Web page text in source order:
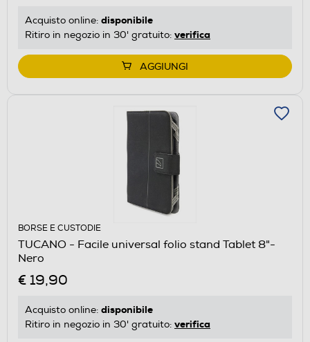
Acquisto online: disponibile
Ritiro in negozio in 30' gratuito: verifica
AGGIUNGI
BORSE E CUSTODIE
TUCANO - Facile universal folio stand Tablet 8"-
Nero
€ 19,90
Acquisto online: disponibile
Ritiro in negozio in 30' gratuito: verifica